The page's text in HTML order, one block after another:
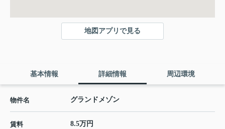
地図アプリで見る
基本情報 詳細情報 周辺環境
物件名 グランドメゾン
賃料 8.5万円